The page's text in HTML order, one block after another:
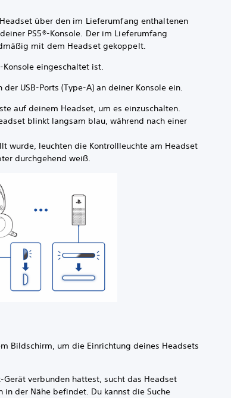
über den im Lieferumfang enthaltenen
PS5®-Konsole. Der im Lieferumfang
mit dem Headset gekoppelt.
eingeschaltet ist.
USB-Ports (Type-A) an deiner Konsole ein.
auf deinem Headset, um es einzuschalten.
blinkt langsam blau, während nach einer
wurde, leuchten die Kontrollleuchte am Headset
durchgehend weiß.
Bildschirm, um die Einrichtung deines Headsets
Gerät verbunden hattest, sucht das Headset
in der Nähe befindet. Du kannst die Suche